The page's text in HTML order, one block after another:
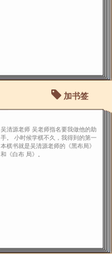
加书签
吴清源老师 吴老师指名要我做他的助
手。 小时候学棋不久，我得到的第一
本棋书就是吴清源老师的《黑布局》
和《白布 局》。